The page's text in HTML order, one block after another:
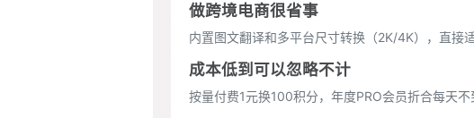
做跨境电商很省事
内置图文翻译和多平台尺寸转换（2K/4K），直
成本低到可以忽略不计
按量付费1元换100积分，年度PRO会员折合每天